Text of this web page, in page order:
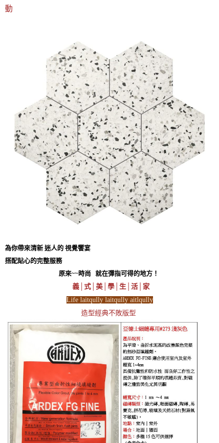
動
為你帶來清新 迷人的 視覺饗宴
搭配貼心的完整服務
原來~~時尚 就在彈指可得的地方！
義│式│美│學│生│活│家
Life laitqully laitqully aitlqully
造型經典不敗版型